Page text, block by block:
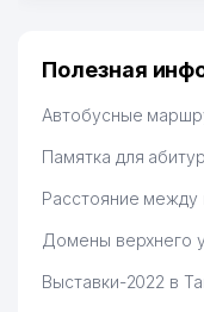
Hamida 03.08.2026
Полезная
Автобусные
Памятка для
Расстояние между
Домены верхнего
Выставки-2022 в